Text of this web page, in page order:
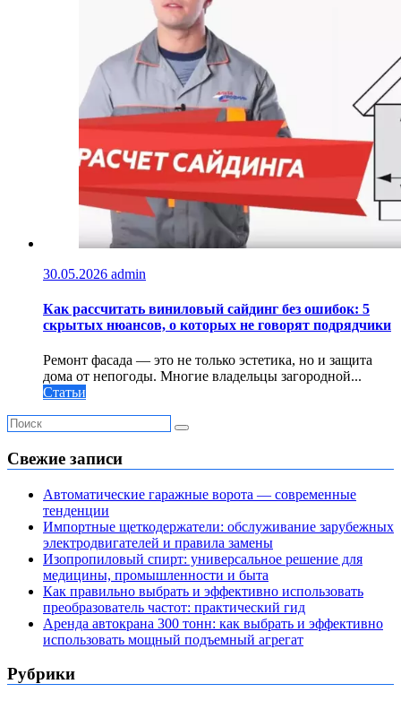
30.05.2026 admin
Как рассчитать виниловый сайдинг без ошибок: 5
скрытых нюансов, о которых не говорят подрядчики
Ремонт фасада — это не только эстетика, но и защита
дома от непогоды. Многие владельцы загородной...
Статьи
Свежие записи
Автоматические гаражные ворота — современные
тенденции
Импортные щеткодержатели: обслуживание зарубежных
электродвигателей и правила замены
Изопропиловый спирт: универсальное решение для
медицины, промышленности и быта
Как правильно выбрать и эффективно использовать
преобразователь частот: практический гид
Аренда автокрана 300 тонн: как выбрать и эффективно
использовать мощный подъемный агрегат
Рубрики